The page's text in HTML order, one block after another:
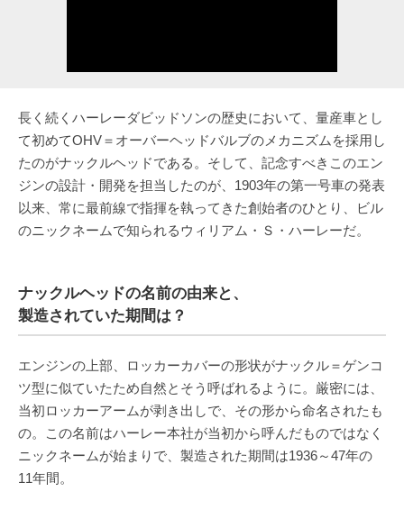
長く続くハーレーダビッドソンの歴史において、量産車とし
て初めてOHV＝オーバーヘッドバルブのメカニズムを採用し
たのがナックルヘッドである。そして、記念すべきこのエン
ジンの設計・開発を担当したのが、1903年の第一号車の発表
以来、常に最前線で指揮を執ってきた創始者のひとり、ビル
のニックネームで知られるウィリアム・Ｓ・ハーレーだ。
ナックルヘッドの名前の由来と、
製造されていた期間は？
エンジンの上部、ロッカーカバーの形状がナックル＝ゲンコ
ツ型に似ていたため自然とそう呼ばれるように。厳密には、
当初ロッカーアームが剥き出しで、その形から命名されたも
の。この名前はハーレー本社が当初から呼んだものではなく
ニックネームが始まりで、製造された期間は1936～47年の
11年間。